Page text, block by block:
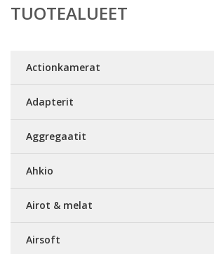
TUOTEALUEET
Actionkamerat
Adapterit
Aggregaatit
Ahkio
Airot & melat
Airsoft